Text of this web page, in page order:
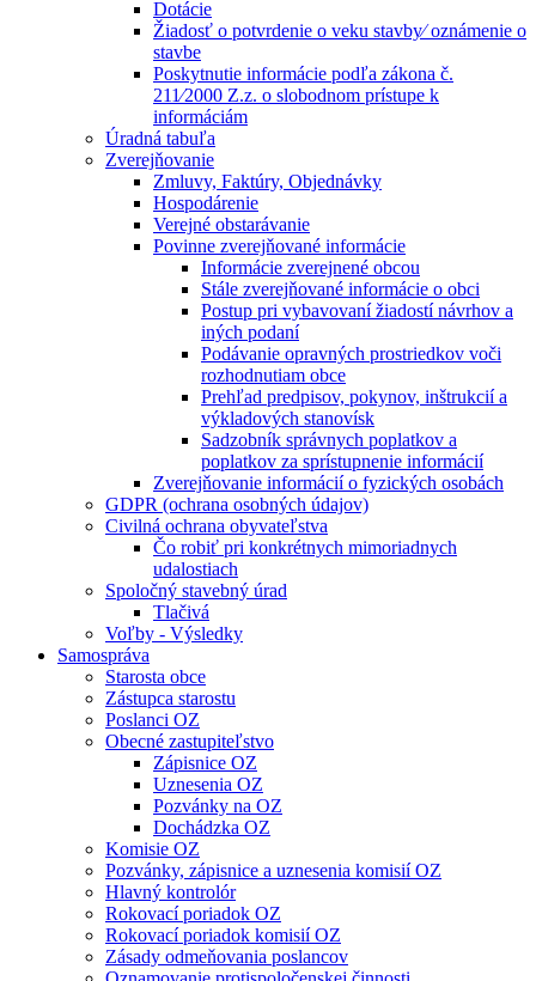
Dotácie
Žiadosť o potvrdenie o veku stavby⁄ oznámenie o
stavbe
Poskytnutie informácie podľa zákona č.
211⁄2000 Z.z. o slobodnom prístupe k
informáciám
Úradná tabuľa
Zverejňovanie
Zmluvy, Faktúry, Objednávky
Hospodárenie
Verejné obstarávanie
Povinne zverejňované informácie
Informácie zverejnené obcou
Stále zverejňované informácie o obci
Postup pri vybavovaní žiadostí návrhov a
iných podaní
Podávanie opravných prostriedkov voči
rozhodnutiam obce
Prehľad predpisov, pokynov, inštrukcií a
výkladových stanovísk
Sadzobník správnych poplatkov a
poplatkov za sprístupnenie informácií
Zverejňovanie informácií o fyzických osobách
GDPR (ochrana osobných údajov)
Civilná ochrana obyvateľstva
Čo robiť pri konkrétnych mimoriadnych
udalostiach
Spoločný stavebný úrad
Tlačivá
Voľby - Výsledky
Samospráva
Starosta obce
Zástupca starostu
Poslanci OZ
Obecné zastupiteľstvo
Zápisnice OZ
Uznesenia OZ
Pozvánky na OZ
Dochádzka OZ
Komisie OZ
Pozvánky, zápisnice a uznesenia komisií OZ
Hlavný kontrolór
Rokovací poriadok OZ
Rokovací poriadok komisií OZ
Zásady odmeňovania poslancov